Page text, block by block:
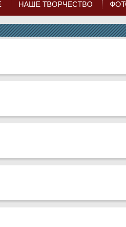
НАШЕ ТВОРЧЕСТВО